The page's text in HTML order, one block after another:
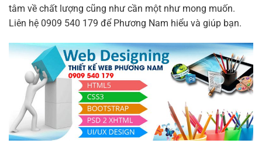
tâm về chất lượng cũng như cần một như mong muốn.
Liên hệ 0909 540 179 để Phương Nam hiểu và giúp bạn.